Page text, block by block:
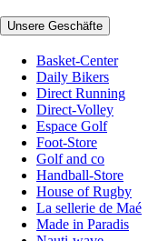
Unsere Geschäfte
Basket-Center
Daily Bikers
Direct Running
Direct-Volley
Espace Golf
Foot-Store
Golf and co
Handball-Store
House of Rugby
La sellerie de Maé
Made in Paradis